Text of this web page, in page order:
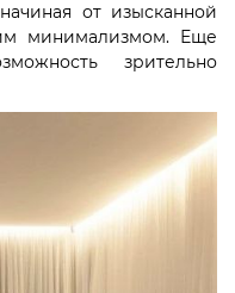
от изысканной
минимализмом. Еще
зрительно